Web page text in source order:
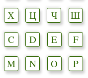
Х
Ц Ч Ш
C
D E F
M
N O P